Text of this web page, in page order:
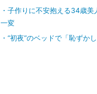
子作りに不安抱える34歳美
一変
“初夜”のベッドで「恥ずか